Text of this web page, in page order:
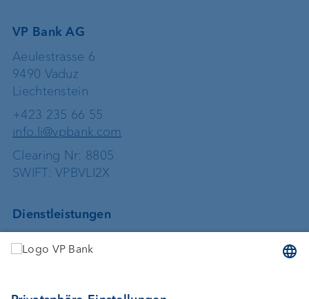
VP Bank AG
Aeulestrasse 6
9490 Vaduz
Liechtenstein
+423 235 66 55
info.li@vpbank.com
Clearing Nr: 8805
SWIFT: VPBVLI2X
Dienstleistungen
Vermögensverwaltung
Depotbank